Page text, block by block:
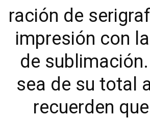
ración de
impresión con
de
sea de su total
recuerden